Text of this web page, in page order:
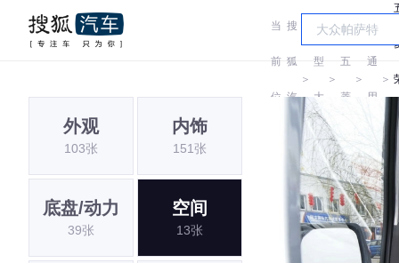
当
前
位
搜
狐
汽
车
＞
车
型
大
全
＞
五
菱
＞
汽
通
用
菱
＞
外观
103张
内饰
151张
底盘/动力
39张
空间
13张